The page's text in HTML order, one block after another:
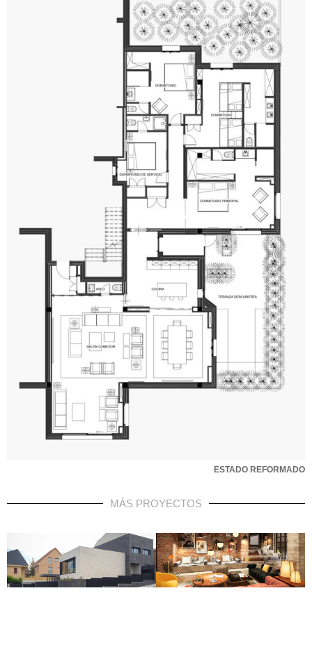
ESTADO REFORMADO
MÁS PROYECTOS